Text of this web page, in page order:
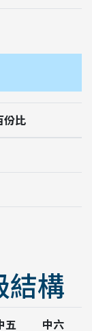
份比
結構
五 中六